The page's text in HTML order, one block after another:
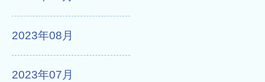
2023年08月
2023年07月